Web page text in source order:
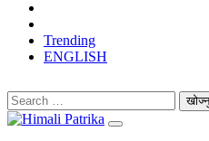
Trending
ENGLISH